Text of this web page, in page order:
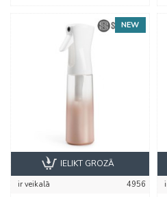
NEW
ir veikalā
4956
IELIKT GROZĀ